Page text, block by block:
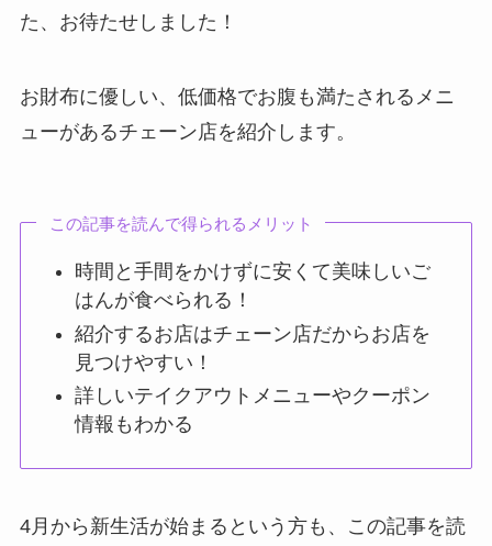
た、お待たせしました！
お財布に優しい、低価格でお腹も満たされるメニ
ューがあるチェーン店を紹介します。
この記事を読んで得られるメリット
時間と手間をかけずに安くて美味しいご
はんが食べられる！
紹介するお店はチェーン店だからお店を
見つけやすい！
詳しいテイクアウトメニューやクーポン
情報もわかる
4月から新生活が始まるという方も、この記事を読